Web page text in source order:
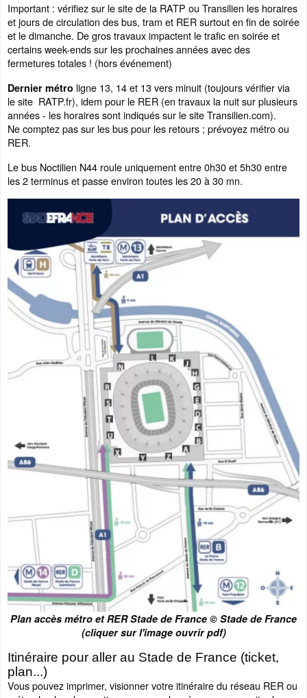
Important : vérifiez sur le site de la RATP ou Transilien les horaires
et jours de circulation des bus, tram et RER surtout en fin de soirée
et le dimanche. De gros travaux impactent le trafic en soirée et
certains week-ends sur les prochaines années avec des
fermetures totales ! (hors événement)
Dernier métro ligne 13, 14 et 13 vers minuit (toujours vérifier via
le site RATP.fr), idem pour le RER (en travaux la nuit sur plusieurs
années - les horaires sont indiqués sur le site Transilien.com).
Ne comptez pas sur les bus pour les retours ; prévoyez métro ou
RER.
Le bus Noctilien N44 roule uniquement entre 0h30 et 5h30 entre
les 2 terminus et passe environ toutes les 20 à 30 mn.
Plan accès métro et RER Stade de France © Stade de France
(cliquer sur l'image ouvrir pdf)
Itinéraire pour aller au Stade de France (ticket,
plan...)
Vous pouvez imprimer, visionner votre itinéraire du réseau RER ou